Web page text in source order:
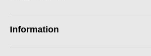
Information